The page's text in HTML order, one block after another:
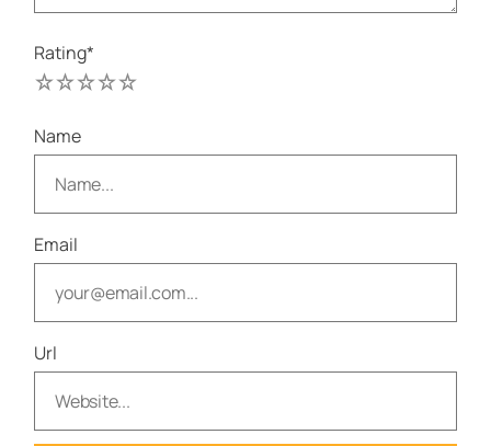
Rating*
5
4
3
2
Name
Email
Url